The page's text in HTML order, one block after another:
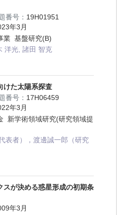
番号： 19H01951
年3月
業 基盤研究(B)
洋光, 諸田 智克
けた太陽系探査
番号： 17H06459
年3月
新学術領域研究(研究領域提
表者），渡邊誠一郎（研究
スが決める惑星形成の初期条
年3月